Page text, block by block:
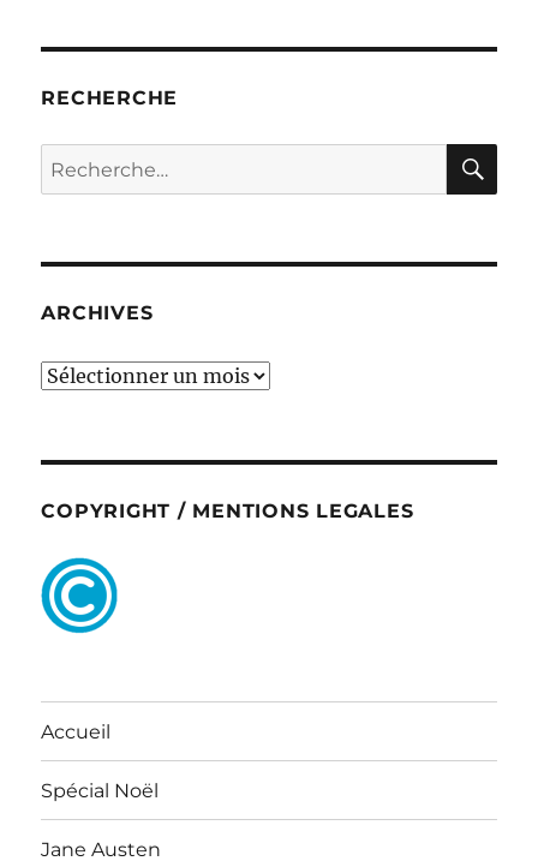
RECHERCHE
Recherche
pour :
ARCHIVES
ARCHIVES
COPYRIGHT / MENTIONS LEGALES
Accueil
Spécial Noël
Jane Austen